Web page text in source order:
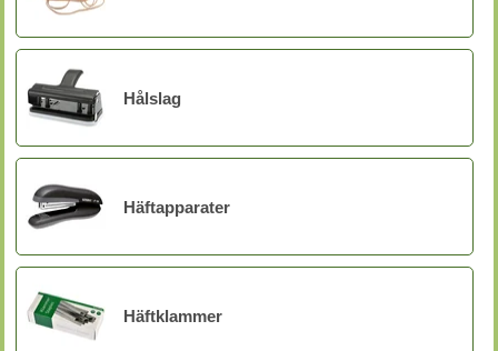
Hålslag
Häftapparater
Häftklammer